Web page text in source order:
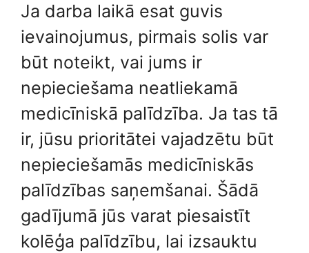
Ja darba laikā esat guvis
ievainojumus, pirmais solis var
būt noteikt, vai jums ir
nepieciešama neatliekamā
medicīniskā palīdzība. Ja tas tā
ir, jūsu prioritātei vajadzētu būt
nepieciešamās medicīniskās
palīdzības saņemšanai. Šādā
gadījumā jūs varat piesaistīt
kolēģa palīdzību, lai izsauktu